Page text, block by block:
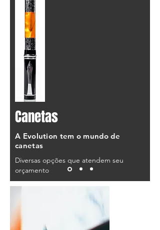
Canetas
A Evolution tem o mundo de
canetas
Diversas opções que atendem seu
orçamento